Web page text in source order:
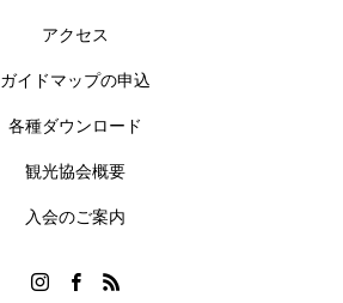
アクセス
ガイドマップの申込
各種ダウンロード
観光協会概要
入会のご案内